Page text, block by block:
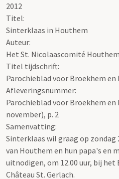
2012
Titel:
Sinterklaas in Houthem
Auteur:
Het St. Nicolaascomité Houthem
Titel tijdschrift:
Parochieblad voor Broekhem
Afleveringsnummer:
Parochieblad voor Broekhem en
november), p. 2
Samenvatting:
Sinterklaas wil graag op zondag
van Houthem en hun papa's en
uitnodigen, om 12.00 uur, bij het
Château St. Gerlach.